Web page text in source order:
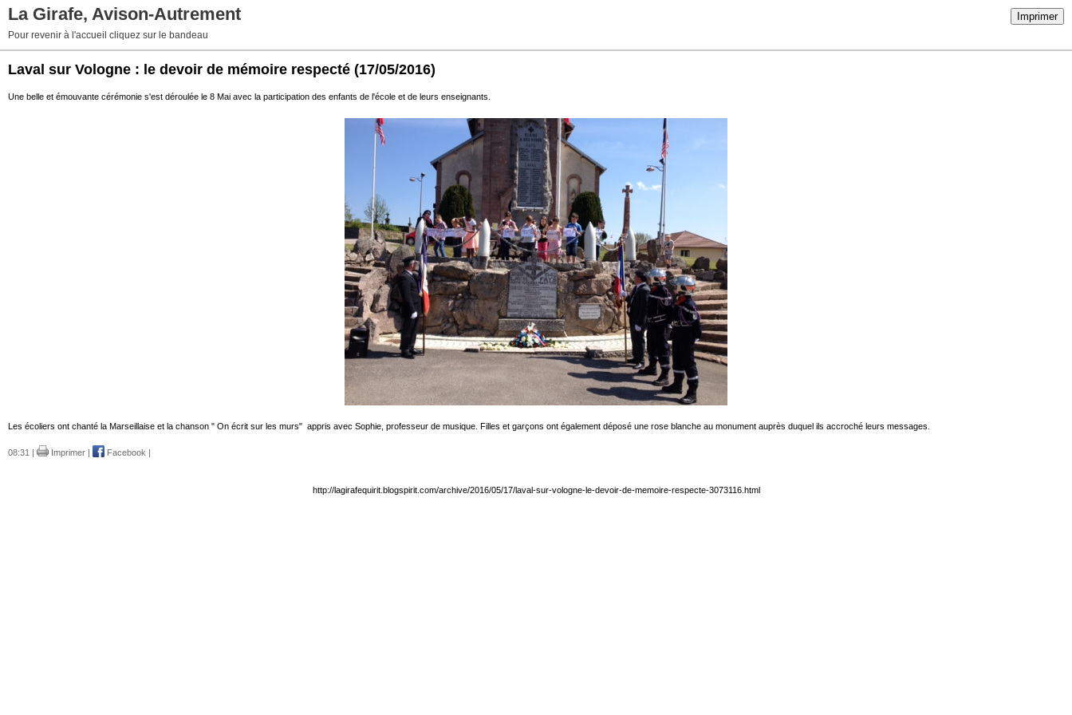
Imprimer
La Girafe, Avison-Autrement
Pour revenir à l'accueil cliquez sur le bandeau
Laval sur Vologne : le devoir de mémoire respecté (17/05/2016)
Une belle et émouvante cérémonie s'est déroulée le 8 Mai avec la participation des enfants de l'école et de leurs enseignants.
Les écoliers ont chanté la Marseillaise et la chanson " On écrit sur les murs" appris avec Sophie, professeur de musique. Filles et garçons ont également déposé une rose blanche au monument auprès duquel ils accroché leurs messages.
08:31 | Imprimer Facebook
http://lagirafequirit.blogspirit.com/archive/2016/05/17/laval-sur-vologne-le-devoir-de-memoire-respecte-3073116.html